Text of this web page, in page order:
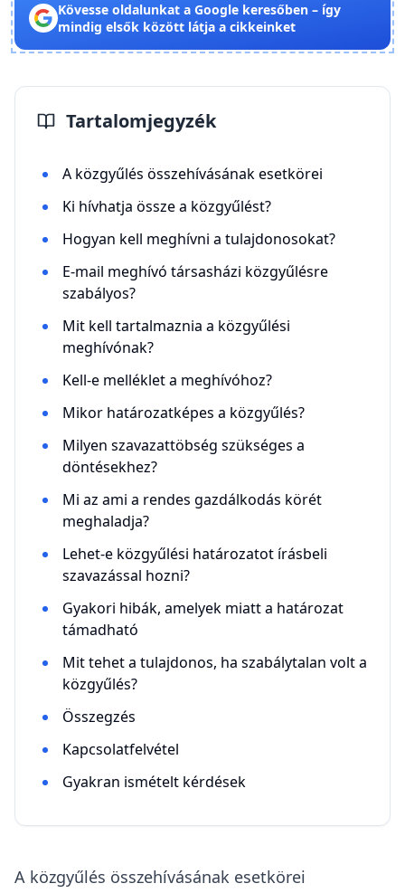
Kövesse oldalunkat a Google keresőben – így
mindig elsők között látja a cikkeinket
Tartalomjegyzék
A közgyűlés összehívásának esetkörei
Ki hívhatja össze a közgyűlést?
Hogyan kell meghívni a tulajdonosokat?
E-mail meghívó társasházi közgyűlésre
szabályos?
Mit kell tartalmaznia a közgyűlési
meghívónak?
Kell-e melléklet a meghívóhoz?
Mikor határozatképes a közgyűlés?
Milyen szavazattöbség szükséges a
döntésekhez?
Mi az ami a rendes gazdálkodás körét
meghaladja?
Lehet-e közgyűlési határozatot írásbeli
szavazással hozni?
Gyakori hibák, amelyek miatt a határozat
támadható
Mit tehet a tulajdonos, ha szabálytalan volt a
közgyűlés?
Összegzés
Kapcsolatfelvétel
Gyakran ismételt kérdések
A közgyűlés összehívásának esetkörei